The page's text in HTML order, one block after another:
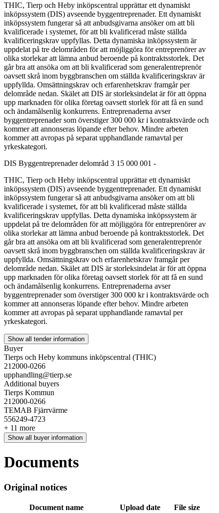
THIC, Tierp och Heby inköpscentral upprättar ett dynamiskt
inköpssystem (DIS) avseende byggentreprenader. Ett dynamiskt
inköpssystem fungerar så att anbudsgivarna ansöker om att bli
kvalificerade i systemet, för att bli kvalificerad måste ställda
kvalificeringskrav uppfyllas. Detta dynamiska inköpssystem är
uppdelat på tre delområden för att möjliggöra för entreprenörer av
olika storlekar att lämna anbud beroende på kontraktsstorlek. Det
går bra att ansöka om att bli kvalificerad som generalentreprenör
oavsett skrå inom byggbranschen om ställda kvalificeringskrav är
uppfyllda. Omsättningskrav och erfarenhetskrav framgår per
delområde nedan. Skälet att DIS är storleksindelat är för att öppna
upp marknaden för olika företag oavsett storlek för att få en sund
och ändamålsenlig konkurrens. Entreprenaderna avser
byggentreprenader som överstiger 300 000 kr i kontraktsvärde och
kommer att annonseras löpande efter behov. Mindre arbeten
kommer att avropas på separat upphandlande ramavtal per
yrkeskategori.
DIS Byggentreprenader delområd 3 15 000 001 -
THIC, Tierp och Heby inköpscentral upprättar ett dynamiskt
inköpssystem (DIS) avseende byggentreprenader. Ett dynamiskt
inköpssystem fungerar så att anbudsgivarna ansöker om att bli
kvalificerade i systemet, för att bli kvalificerad måste ställda
kvalificeringskrav uppfyllas. Detta dynamiska inköpssystem är
uppdelat på tre delområden för att möjliggöra för entreprenörer av
olika storlekar att lämna anbud beroende på kontraktsstorlek. Det
går bra att ansöka om att bli kvalificerad som generalentreprenör
oavsett skrå inom byggbranschen om ställda kvalificeringskrav är
uppfyllda. Omsättningskrav och erfarenhetskrav framgår per
delområde nedan. Skälet att DIS är storleksindelat är för att öppna
upp marknaden för olika företag oavsett storlek för att få en sund
och ändamålsenlig konkurrens. Entreprenaderna avser
byggentreprenader som överstiger 300 000 kr i kontraktsvärde och
kommer att annonseras löpande efter behov. Mindre arbeten
kommer att avropas på separat upphandlande ramavtal per
yrkeskategori.
Show all tender information
Buyer
Tierps och Heby kommuns inköpscentral (THIC)
212000-0266
upphandling@tierp.se
Additional buyers
Tierps Kommun
212000-0266
TEMAB Fjärrvärme
556249-4723
+ 11 more
Show all buyer information
Documents
Original notices
Document name Upload date File size